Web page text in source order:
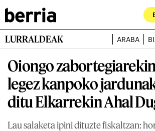
LURRALDEAK ARABA
Oiongo
legez kanpoko
ditu Elkarrekin Ahal
Lau salaketa ipini dituzte fiskaltzan: